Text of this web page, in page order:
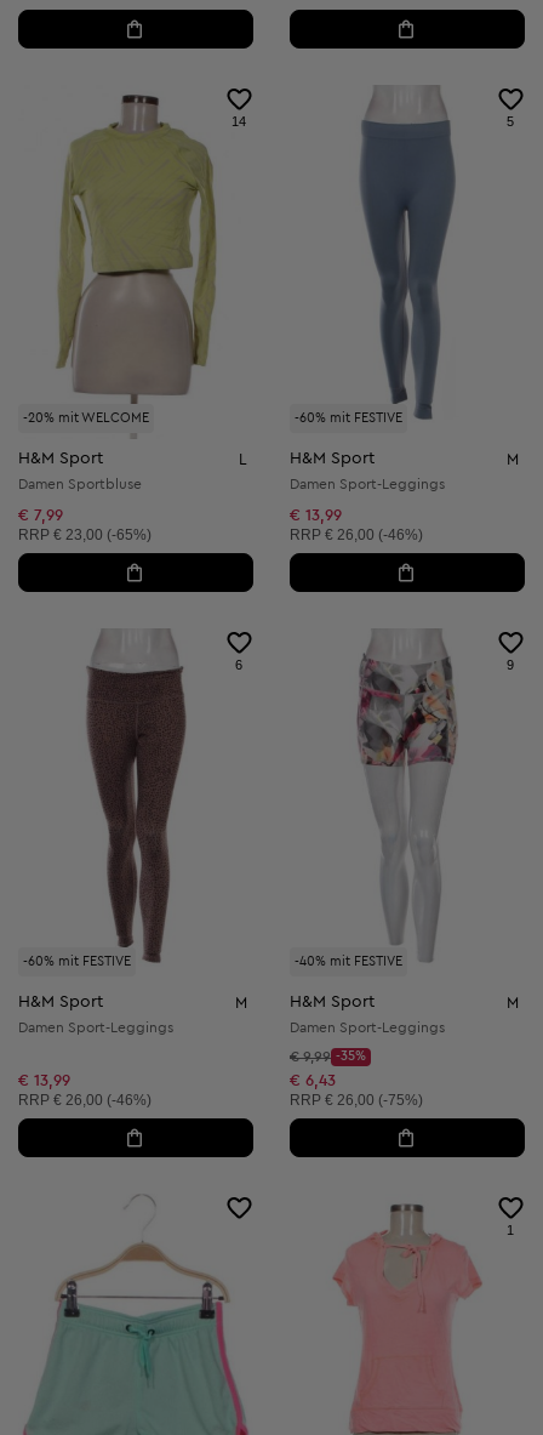
-20% mit WELCOME
14
H&M Sport L
Damen Sportbluse
€ 7,99
Unverbindliche Preisempfehlung:
RRP € 23,00 (-65%)
-60% mit FESTIVE
5
H&M Sport M
Damen Sport-Leggings
€ 13,99
Unverbindliche Preisempfehlung:
RRP € 26,00 (-46%)
-60% mit FESTIVE
6
H&M Sport M
Damen Sport-Leggings
€ 13,99
Unverbindliche Preisempfehlung:
RRP € 26,00 (-46%)
-40% mit FESTIVE
9
H&M Sport M
Damen Sport-Leggings
Startpreis:
€ 9,99
Discount Price:
-35%
Reduzierter Preis:
€ 6,43
Unverbindliche Preisempfehlung:
RRP € 26,00 (-75%)
1